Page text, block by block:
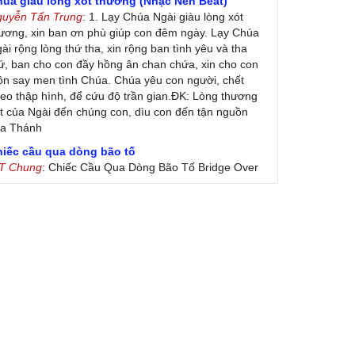
Tấn Trung: 1. Lạy Chúa Ngài giàu lòng xót
xin ban ơn phù giúp con đêm ngày. Lạy Chúa
rộng lòng thứ tha, xin rộng ban tình yêu và tha
ban cho con đầy hồng ân chan chứa, xin cho con
say men tình Chúa. Chúa yêu con người, chết
thập hình, để cứu độ trần gian.ĐK: Lòng thương
của Ngài đến chúng con, dìu con đến tận nguồn
Thánh
cầu qua dòng bão tố
Chung: Chiếc Cầu Qua Dòng Bão Tố Bridge Over
Water by Simon & Garfunkel (Released